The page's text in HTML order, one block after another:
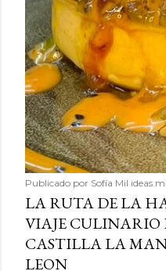
Publicado por Sofía Mil ideas
LA RUTA DE LA
VIAJE CULINARIO
CASTILLA LA
LEON